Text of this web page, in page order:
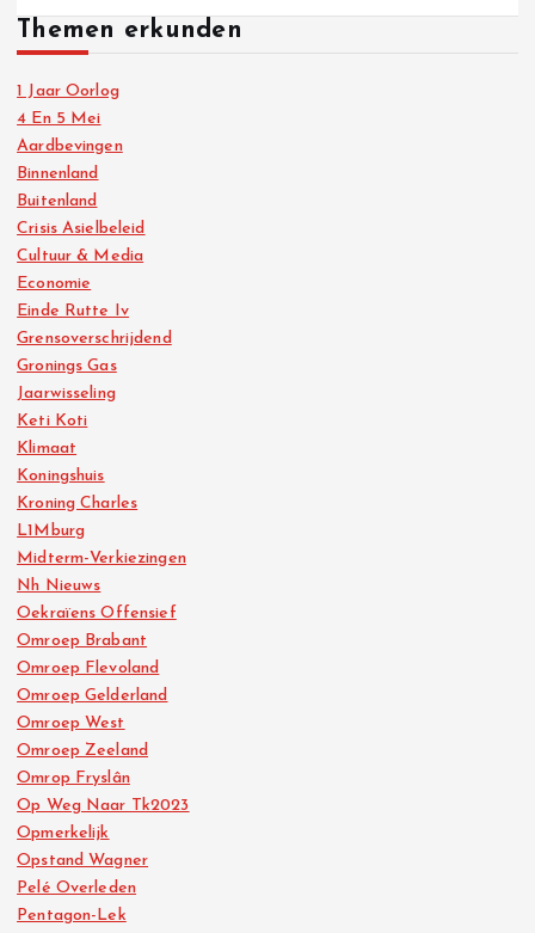
Themen erkunden
1 Jaar Oorlog
4 En 5 Mei
Aardbevingen
Binnenland
Buitenland
Crisis Asielbeleid
Cultuur & Media
Economie
Einde Rutte Iv
Grensoverschrijdend
Gronings Gas
Jaarwisseling
Keti Koti
Klimaat
Koningshuis
Kroning Charles
L1Mburg
Midterm-Verkiezingen
Nh Nieuws
Oekraïens Offensief
Omroep Brabant
Omroep Flevoland
Omroep Gelderland
Omroep West
Omroep Zeeland
Omrop Fryslân
Op Weg Naar Tk2023
Opmerkelijk
Opstand Wagner
Pelé Overleden
Pentagon-Lek